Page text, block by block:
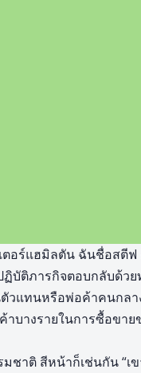
ตอร์แฮมิลตัน ฉันชื่อสตีฟ
ฏิบัติภารกิจตอบกลับด้ว
วแทนหรือพ่อค้าคนกลา
บางรายในการซื้อขาย
มชาติ สีหน้าก็เช่นกัน “เ